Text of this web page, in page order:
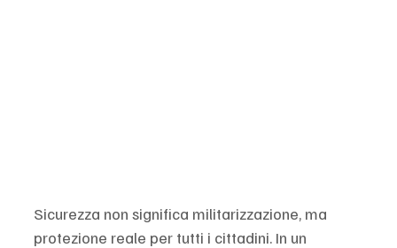
Sicurezza non significa militarizzazione, ma
protezione reale per tutti i cittadini. In un